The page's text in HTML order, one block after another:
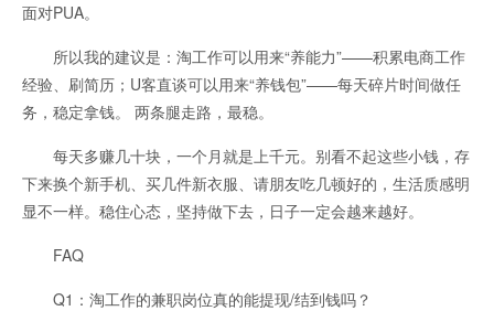
面对PUA。
所以我的建议是：淘工作可以用来“养能力”——积累电商工作
经验、刷简历；U客直谈可以用来“养钱包”——每天碎片时间做任
务，稳定拿钱。 两条腿走路，最稳。
每天多赚几十块，一个月就是上千元。别看不起这些小钱，存
下来换个新手机、买几件新衣服、请朋友吃几顿好的，生活质感明
显不一样。稳住心态，坚持做下去，日子一定会越来越好。
FAQ
Q1：淘工作的兼职岗位真的能提现/结到钱吗？